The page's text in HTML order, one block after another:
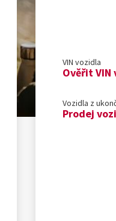
VIN vozidla
Ověřit VIN
Vozidla z
Prodej